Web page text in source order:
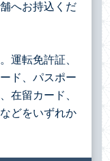
へお持込くだ
運転免許証、
ド、パスポー
在留カード、
どをいずれか